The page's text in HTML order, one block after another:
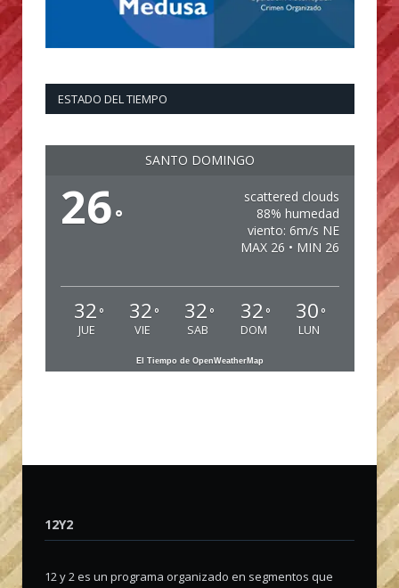
ESTADO DEL TIEMPO
SANTO DOMINGO
26°
scattered clouds
88% humedad
viento: 6m/s NE
MAX 26 • MIN 26
32 °
JUE
32 °
VIE
32 °
SAB
32 °
DOM
30 °
LUN
El Tiempo de OpenWeatherMap
12Y2
12 y 2 es un programa organizado en segmentos que